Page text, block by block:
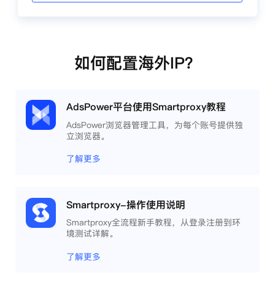
如何配置海外IP？
AdsPower平台使用Smartproxy教程
AdsPower浏览器管理工具，为每个账号提供独
立浏览器。
了解更多
Smartproxy-操作使用说明
Smartproxy全流程新手教程，从登录注册到环
境测试详解。
了解更多